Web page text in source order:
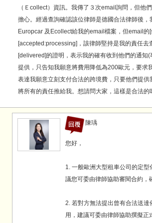
（Ｅcollect）資訊。我傳了３次email詢問，但他
擔心。經過查詢確認該位律師是德國合法律師後
Europcar 及Ecollect給我的email檔案，但email的
[accepted:processing]，該律師堅持是我的責任去
[delivered]的證明，表示我的確有收到他們的通知
提供，只告知我願意將費用降低為200歐元，要求
表達我願意立刻支付合法的跨境費，只要他們提
將所有的責任推給我。想請問大家，這樣是合法
陳瑀
您好，
1. 一般歐洲大型租車公司的定
議您可委由律師協助審閱合約，
2. 若對方無法提出曾有合法送
用，建議可委由律師協助撰擬